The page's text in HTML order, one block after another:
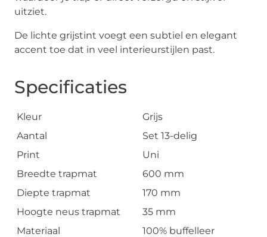
uitziet.
De lichte grijstint voegt een subtiel en elegant
accent toe dat in veel interieurstijlen past.
Specificaties
Kleur
Grijs
Aantal
Set 13-delig
Print
Uni
Breedte trapmat
600 mm
Diepte trapmat
170 mm
Hoogte neus trapmat
35 mm
Materiaal
100% buffelleer